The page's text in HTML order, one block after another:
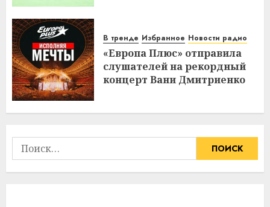
В тренде Избранное Новости радио
«Европа Плюс» отправила
слушателей на рекордный
концерт Вани Дмитриенко
Найти: